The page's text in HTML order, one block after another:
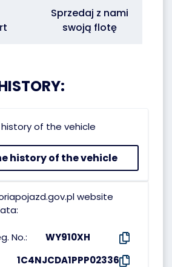
Sprzedaj z nami
swoją flotę
of the vehicle
history of the vehicle
website
No.:
WY910XH
1C4NJCDA1PPP02336